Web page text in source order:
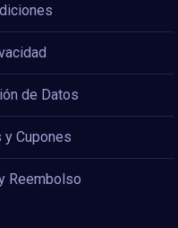
de Datos
Cupones
Reembolso